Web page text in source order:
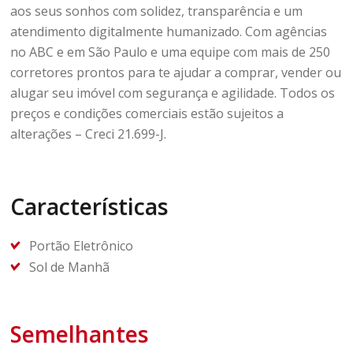
aos seus sonhos com solidez, transparência e um
atendimento digitalmente humanizado. Com agências
no ABC e em São Paulo e uma equipe com mais de 250
corretores prontos para te ajudar a comprar, vender ou
alugar seu imóvel com segurança e agilidade. Todos os
preços e condições comerciais estão sujeitos a
alterações – Creci 21.699-J.
Características
Portão Eletrônico
Sol de Manhã
Semelhantes